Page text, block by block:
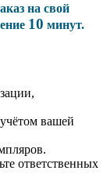
на свой
10 минут.
вашей
ответственных